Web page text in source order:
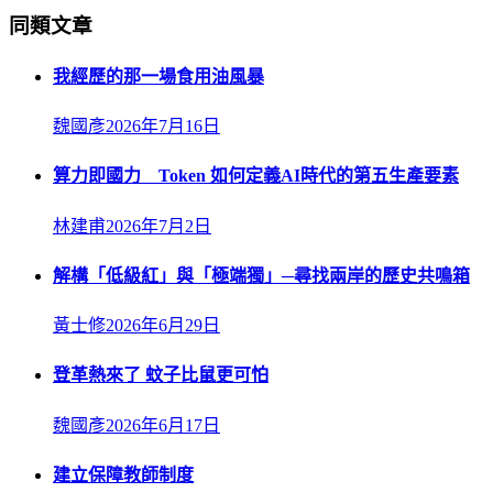
同類文章
我經歷的那一場食用油風暴
魏國彥2026年7月16日
算力即國力 Token 如何定義AI時代的第五生產要素
林建甫2026年7月2日
解構「低級紅」與「極端獨」─尋找兩岸的歷史共鳴箱
黃士修2026年6月29日
登革熱來了 蚊子比鼠更可怕
魏國彥2026年6月17日
建立保障教師制度